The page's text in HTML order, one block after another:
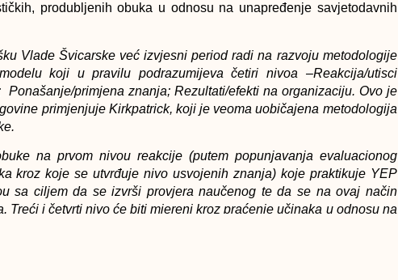
produbljenih obuka u odnosu na unapređenje savjetodavnih
Vlade Švicarske već izvjesni period radi na razvoju metodologije
koji u pravilu podrazumijeva četiri nivoa –Reakcija/utisci
Ponašanje/primjena znanja; Rezultati/efekti na organizaciju. Ovo je
primjenjuje Kirkpatrick, koji je veoma uobičajena metodologija
na prvom nivou reakcije (putem popunjavanja evaluacionog
kroz koje se utvrđuje nivo usvojenih znanja) koje praktikuje YEP
sa ciljem da se izvrši provjera naučenog te da se na ovaj način
Treći i četvrti nivo će biti mjereni kroz praćenje učinaka u odnosu na